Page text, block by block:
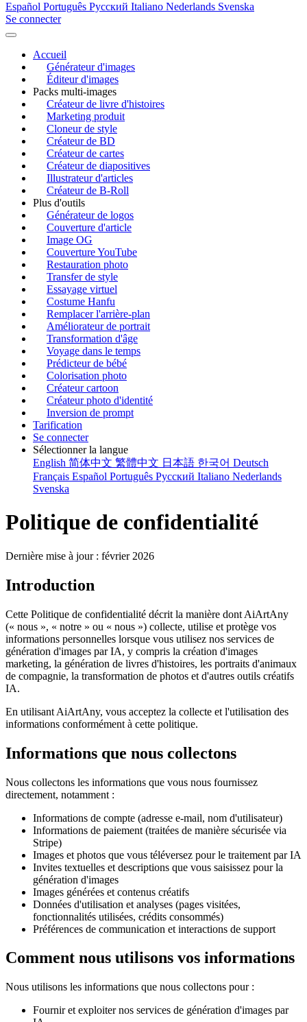
Español Português Русский Italiano Nederlands Svenska
Se connecter
Accueil
Générateur d'images
Éditeur d'images
Packs multi-images
Créateur de livre d'histoires
Marketing produit
Cloneur de style
Créateur de BD
Créateur de cartes
Créateur de diapositives
Illustrateur d'articles
Créateur de B-Roll
Plus d'outils
Générateur de logos
Couverture d'article
Image OG
Couverture YouTube
Restauration photo
Transfer de style
Essayage virtuel
Costume Hanfu
Remplacer l'arrière-plan
Améliorateur de portrait
Transformation d'âge
Voyage dans le temps
Prédicteur de bébé
Colorisation photo
Créateur cartoon
Créateur photo d'identité
Inversion de prompt
Tarification
Se connecter
Sélectionner la langue
English 简体中文 繁體中文 日本語 한국어 Deutsch
Français Español Português Русский Italiano Nederlands
Svenska
Politique de confidentialité
Dernière mise à jour : février 2026
Introduction
Cette Politique de confidentialité décrit la manière dont AiArtAny
(« nous », « notre » ou « nous ») collecte, utilise et protège vos
informations personnelles lorsque vous utilisez nos services de
génération d'images par IA, y compris la création d'images
marketing, la génération de livres d'histoires, les portraits d'animaux
de compagnie, la transformation de photos et d'autres outils créatifs
IA.
En utilisant AiArtAny, vous acceptez la collecte et l'utilisation des
informations conformément à cette politique.
Informations que nous collectons
Nous collectons les informations que vous nous fournissez
directement, notamment :
Informations de compte (adresse e-mail, nom d'utilisateur)
Informations de paiement (traitées de manière sécurisée via
Stripe)
Images et photos que vous téléversez pour le traitement par IA
Invites textuelles et descriptions que vous saisissez pour la
génération d'images
Images générées et contenus créatifs
Données d'utilisation et analyses (pages visitées,
fonctionnalités utilisées, crédits consommés)
Préférences de communication et interactions de support
Comment nous utilisons vos informations
Nous utilisons les informations que nous collectons pour :
Fournir et exploiter nos services de génération d'images par